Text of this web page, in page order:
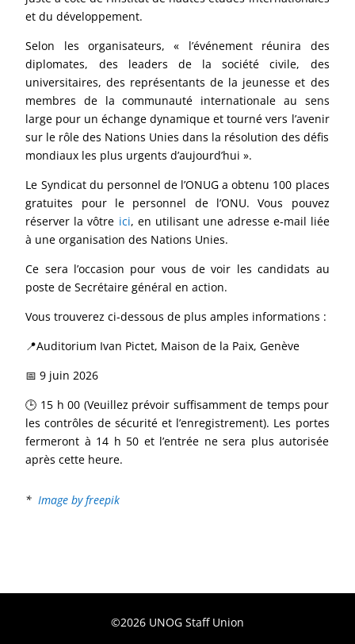
et du développement.
Selon les organisateurs, « l’événement réunira des
diplomates, des leaders de la société civile, des
universitaires, des représentants de la jeunesse et des
membres de la communauté internationale au sens
large pour un échange dynamique et tourné vers l’avenir
sur le rôle des Nations Unies dans la résolution des défis
mondiaux les plus urgents d’aujourd’hui ».
Le Syndicat du personnel de l’ONUG a obtenu 100 places
gratuites pour le personnel de l’ONU. Vous pouvez
réserver la vôtre ici, en utilisant une adresse e-mail liée
à une organisation des Nations Unies.
Ce sera l’occasion pour vous de voir les candidats au
poste de Secrétaire général en action.
Vous trouverez ci-dessous de plus amples informations :
📍Auditorium Ivan Pictet, Maison de la Paix, Genève
📅 9 juin 2026
🕒 15 h 00 (Veuillez prévoir suffisamment de temps pour
les contrôles de sécurité et l’enregistrement). Les portes
fermeront à 14 h 50 et l’entrée ne sera plus autorisée
après cette heure.
* Image by freepik
©2026 UNOG Staff Union